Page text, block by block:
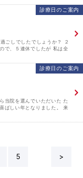
･･
ごしでしたでしょうか？ ２
で、５連休でしたが 私は全
の子たちとランチ･･･
診療日のご案内
当院を選んでいただいた た
ばしい年となりました。 来
ことの大切さを知って･･･
診療日のご案内
5 >